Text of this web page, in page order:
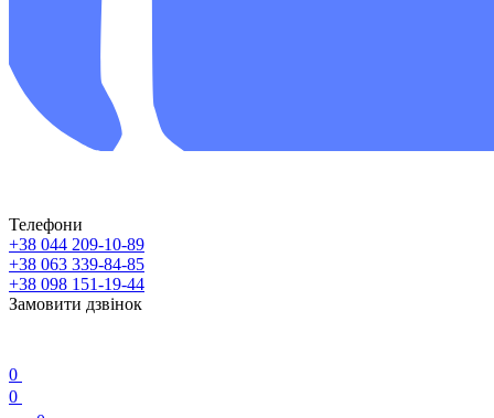
Телефони
+38 044 209-10-89
+38 063 339-84-85
+38 098 151-19-44
Замовити дзвінок
0
0